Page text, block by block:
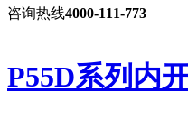
咨询热线4000-111-773
P55D系列内